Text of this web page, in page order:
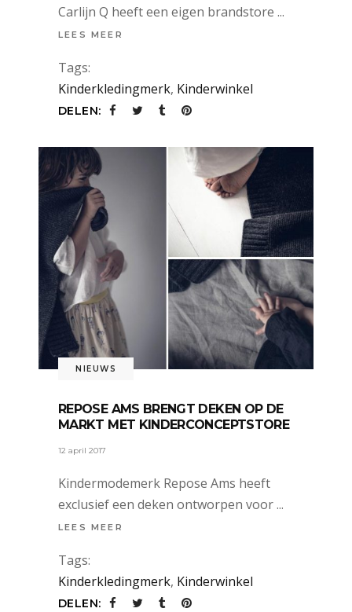
Carlijn Q heeft een eigen brandstore
LEES MEER
Tags:
Kinderkledingmerk, Kinderwinkel
DELEN:
NIEUWS
REPOSE AMS BRENGT DEKEN OP DE
MARKT MET KINDERCONCEPTSTORE
12 april 2017
Kindermodemerk Repose Ams heeft
exclusief een deken ontworpen voor
LEES MEER
Tags:
Kinderkledingmerk, Kinderwinkel
DELEN: